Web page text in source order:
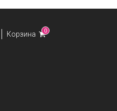
Корзина 0